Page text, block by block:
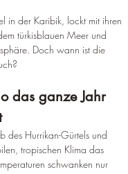
in der Karibik, lockt mit ihren
türkisblauen Meer und
Doch wann ist die
das ganze Jahr
des Hurrikan-Gürtels und
tropischen Klima das
schwanken nur